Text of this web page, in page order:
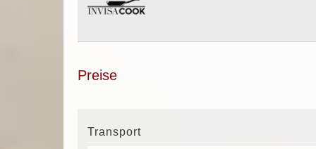
Preise
Transport